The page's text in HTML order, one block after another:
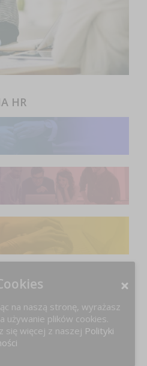
HR
na naszą stronę, wyrażasz
używanie plików cookies.
się więcej z naszej Polityki